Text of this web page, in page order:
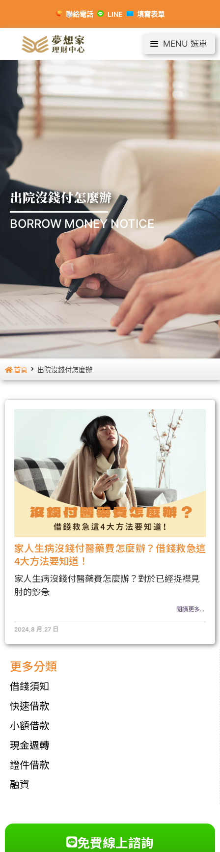
聯絡電話 LINE 填寫表單
MENU 選單
出院沒錢付怎麼辦
BORROW MONEY NOTICE
首頁 出院沒錢付怎麼辦
更多分類
借錢須知
快速借款
小額借款
現金週轉
證件借款
融資
家人生病沒錢付醫藥費怎麼辦？借錢救急這
4大方法要知道！
家人生病沒錢付醫藥費怎麼辦？對於已經捉襟見
肘的鈔急
閱讀更多...
2024,8 月,27 日
免費線上諮詢